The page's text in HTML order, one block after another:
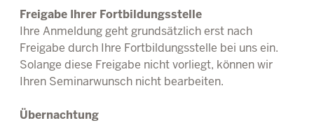
Freigabe Ihrer Fortbildungsstelle
Ihre Anmeldung geht grundsätzlich erst nach
Freigabe durch Ihre Fortbildungsstelle bei uns ein.
Solange diese Freigabe nicht vorliegt, können wir
Ihren Seminarwunsch nicht bearbeiten.
Übernachtung